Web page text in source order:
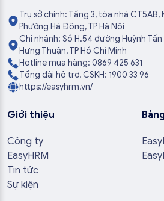
Trụ sở chính: Tầng 3, tòa nhà CT5AB,
Phường Hà Đông, TP Hà Nội
Chi nhánh: Số H.54 đường Huỳnh
Hưng Thuận, TP Hồ Chí Minh
Hotline mua hàng: 0869 425 631
Tổng đài hỗ trợ, CSKH: 1900 33 96
https://easyhrm.vn/
Giới thiệu
Công ty
EasyHRM
Tin tức
Sự kiện